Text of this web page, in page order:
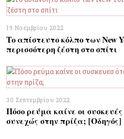
19 Νοεμβρίου 2022
Το απίστευτο κόλπο των New
περισσότερη ζέστη στο σπίτι
30 Σεπτεμβρίου 2022
Πόσο ρεύμα καίνε οι
συνεχώς στην πρίζα; [Οδηγός]